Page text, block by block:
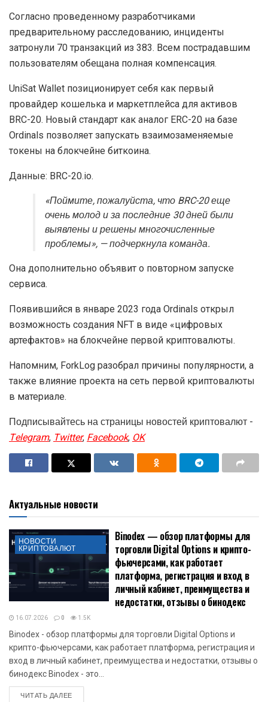
Согласно проведенному разработчиками
предварительному расследованию, инциденты
затронули 70 транзакций из 383. Всем пострадавшим
пользователям обещана полная компенсация.
UniSat Wallet позиционирует себя как первый
провайдер кошелька и маркетплейса для активов
BRC-20. Новый стандарт как аналог ERC-20 на базе
Ordinals позволяет запускать взаимозаменяемые
токены на блокчейне биткоина.
Данные: BRC-20.io.
«Поймите, пожалуйста, что BRC-20 еще
очень молод и за последние 30 дней были
выявлены и решены многочисленные
проблемы», — подчеркнула команда.
Она дополнительно объявит о повторном запуске
сервиса.
Появившийся в январе 2023 года Ordinals открыл
возможность создания NFT в виде «цифровых
артефактов» на блокчейне первой криптовалюты.
Напомним, ForkLog разобрал причины популярности, а
также влияние проекта на сеть первой криптовалюты
в материале.
Подписывайтесь на страницы новостей криптовалют -
Telegram, Twitter, Facebook, OK
Актуальные новости
НОВОСТИ
КРИПТОВАЛЮТ
Binodex — обзор платформы для
торговли Digital Options и крипто-
фьючерсами, как работает
платформа, регистрация и вход в
личный кабинет, преимущества и
недостатки, отзывы о бинодекс
16.07.2026 0 1.5K
Binodex - обзор платформы для торговли Digital Options и
крипто-фьючерсами, как работает платформа, регистрация и
вход в личный кабинет, преимущества и недостатки, отзывы о
бинодекс Binodex - это...
ЧИТАТЬ ДАЛЕЕDETAILS